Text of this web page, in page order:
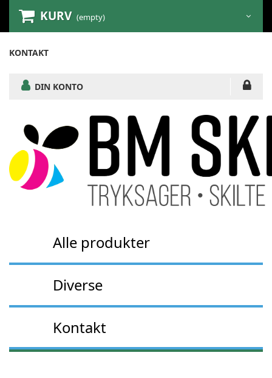
KURV (empty)
KONTAKT
DIN KONTO
Alle produkter
Diverse
Kontakt